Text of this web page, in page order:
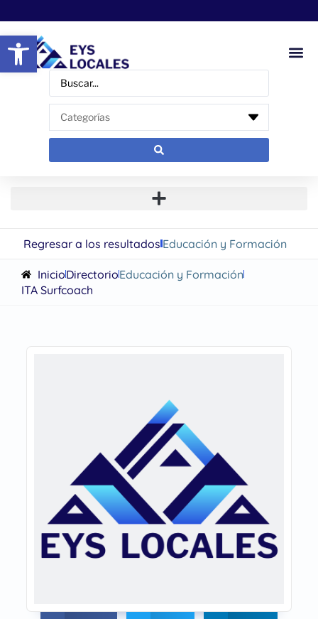
Abrir barra de herramientas
Regresar a los resultadosEducación y Formación
InicioDirectorioEducación y Formación
ITA Surfcoach